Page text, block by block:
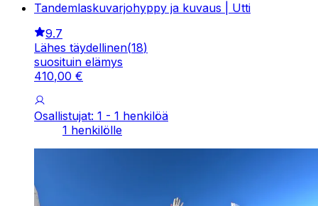
Tandemlaskuvarjohyppy ja kuvaus | Utti
9.7
Lähes täydellinen(18)
suosituin elämys
410,00 €
Osallistujat: 1 - 1 henkilöä
1 henkilölle